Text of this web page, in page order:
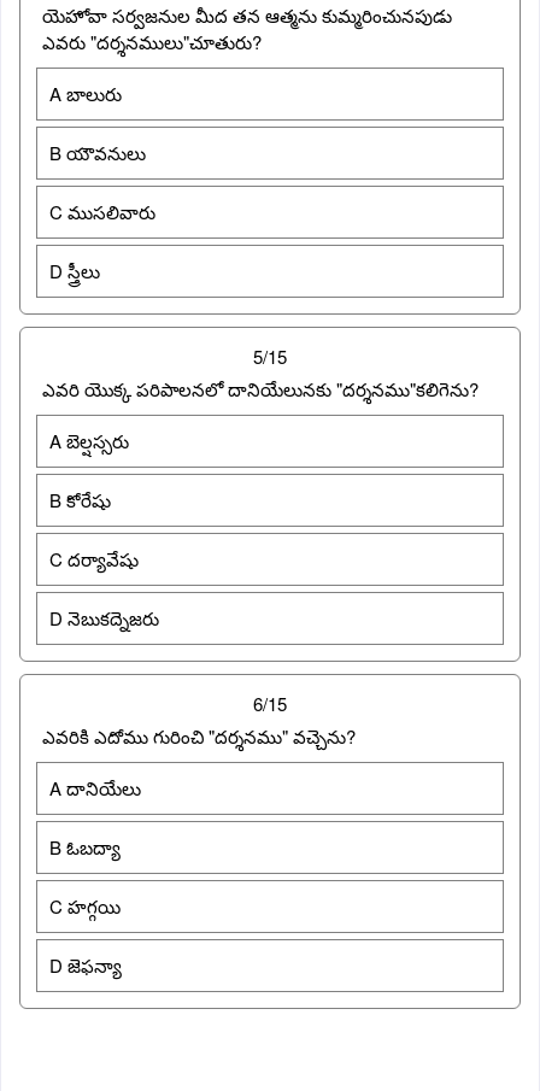
యెహోవా సర్వజనుల మీద తన ఆత్మను కుమ్మరించునపుడు
ఎవరు "దర్శనములు"చూతురు?
A బాలురు
B యౌవనులు
C ముసలివారు
D స్త్రీలు
5/15
ఎవరి యొక్క పరిపాలనలో దానియేలునకు "దర్శనము"కలిగెను?
A బెల్షస్సరు
B కోరేషు
C దర్యావేషు
D నెబుకద్నెజరు
6/15
ఎవరికి ఎదోము గురించి "దర్శనము" వచ్చెను?
A దానియేలు
B ఓబద్యా
C హగ్గయి
D జెఫన్యా